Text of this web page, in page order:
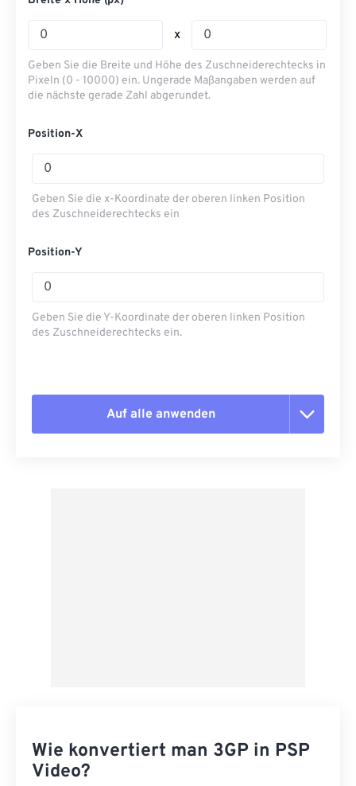
x
Geben Sie die Breite und Höhe des Zuschneiderechtecks ​​in
Pixeln (0 - 10000) ein. Ungerade Maßangaben werden auf
die nächste gerade Zahl abgerundet.
Position-X
Geben Sie die x-Koordinate der oberen linken Position
des Zuschneiderechtecks ​​ein
Position-Y
Geben Sie die Y-Koordinate der oberen linken Position
des Zuschneiderechtecks ​​ein.
Auf alle anwenden
Wie konvertiert man 3GP in PSP
Video?